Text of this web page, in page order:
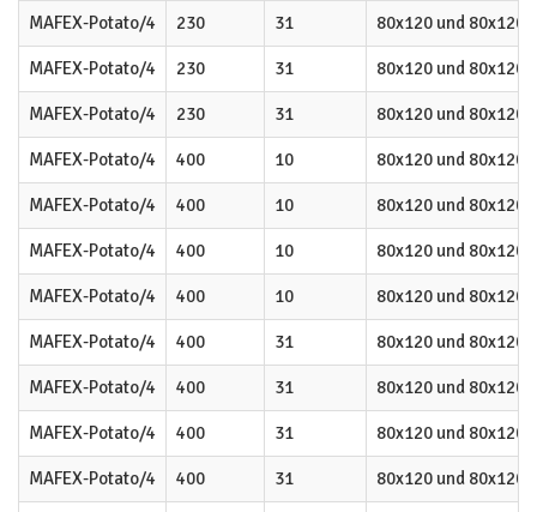
MAFEX-Potato/4 230 31 80x120 und 80x120
MAFEX-Potato/4 230 31 80x120 und 80x120
MAFEX-Potato/4 230 31 80x120 und 80x120
MAFEX-Potato/4 400 10 80x120 und 80x120
MAFEX-Potato/4 400 10 80x120 und 80x120
MAFEX-Potato/4 400 10 80x120 und 80x120
MAFEX-Potato/4 400 10 80x120 und 80x120
MAFEX-Potato/4 400 31 80x120 und 80x120
MAFEX-Potato/4 400 31 80x120 und 80x120
MAFEX-Potato/4 400 31 80x120 und 80x120
MAFEX-Potato/4 400 31 80x120 und 80x120